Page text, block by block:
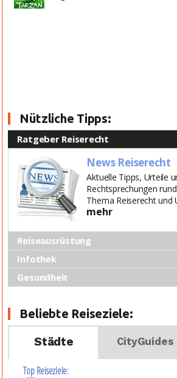
Nützliche Tipps:
Ratgeber Reiserecht
News Reiserecht
Aktuelle Tipps, Urteile
Rechtsprechungen
Thema Reiserecht und
mehr
Reiseausrüstung
Infothek
Gesundheit
Beliebte Reiseziele:
Städte
CityGuides
Top Reiseziele: